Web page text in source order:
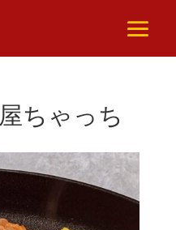
ちゃっち